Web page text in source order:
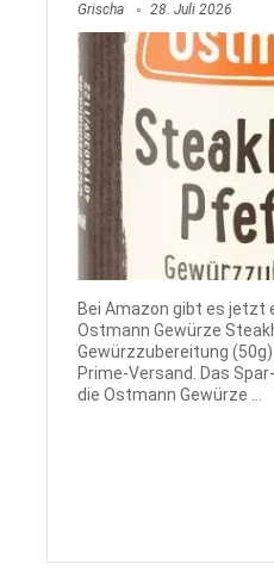
Grischa 28. Juli 2026
Bei Amazon gibt es jetzt
Ostmann Gewürze
Gewürzzubereitung (50g)
Prime-Versand. Das
die Ostmann Gewürze ...